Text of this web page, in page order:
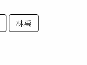
林禹